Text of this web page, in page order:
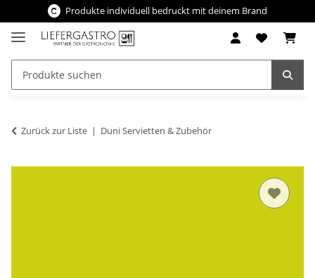
Produkte individuell bedruckt mit deinem Brand
Zurück zur Liste Duni Servietten & Zubehör